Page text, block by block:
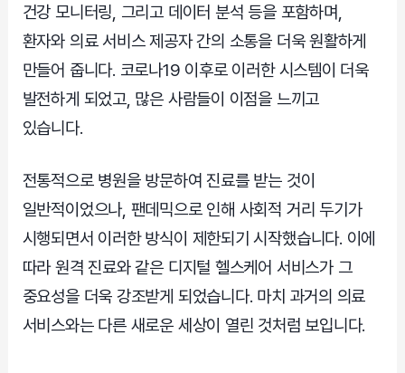
건강 모니터링, 그리고 데이터 분석 등을 포함하며,
환자와 의료 서비스 제공자 간의 소통을 더욱 원활하게
만들어 줍니다. 코로나19 이후로 이러한 시스템이 더욱
발전하게 되었고, 많은 사람들이 이점을 느끼고
있습니다.
전통적으로 병원을 방문하여 진료를 받는 것이
일반적이었으나, 팬데믹으로 인해 사회적 거리 두기가
시행되면서 이러한 방식이 제한되기 시작했습니다. 이에
따라 원격 진료와 같은 디지털 헬스케어 서비스가 그
중요성을 더욱 강조받게 되었습니다. 마치 과거의 의료
서비스와는 다른 새로운 세상이 열린 것처럼 보입니다.